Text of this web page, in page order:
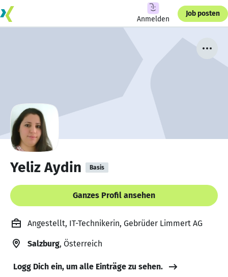
Anmelden
Job posten
Yeliz Aydin Basis
Ganzes Profil ansehen
Angestellt, IT-Technikerin, Gebrüder Limmert AG
Salzburg, Österreich
Logg Dich ein, um alle Einträge zu sehen.